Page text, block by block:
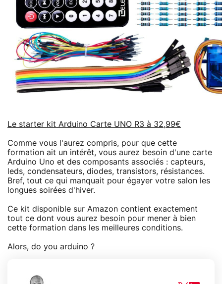
Le starter kit Arduino Carte UNO R3 à 32,99€
Comme vous l'aurez compris, pour que cette
formation ait un intérêt, vous aurez besoin d'une carte
Arduino Uno et des composants associés : capteurs,
leds, condensateurs, diodes, transistors, résistances.
Bref, tout ce qui manquait pour égayer votre salon les
longues soirées d'hiver.
Ce kit disponible sur Amazon contient exactement
tout ce dont vous aurez besoin pour mener à bien
cette formation dans les meilleures conditions.
Alors, do you arduino ?